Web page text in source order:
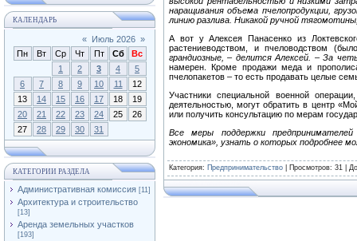
КАЛЕНДАРЬ
« Июль 2026 »
Пн
Вт Ср Чт Пт Сб
Вс
1
2 3 4
5
6
7 8 9 10 11
12
13
14 15 16 17 18
19
20
21 22 23 24 25
26
27
28 29 30 31
КАТЕГОРИИ РАЗДЕЛА
Административная комиссия [11]
Архитектура и строительство
[13]
Аренда земельных участков
[193]
наращивания объема пчелопродукции,
линию разлива. Никакой ручной
А вот у Алексея Панасенко из
растениеводством, и пчеловодством
грандиозные,– делится Алексей. –За
намерен. Кроме продажи меда и
пчелопакетов – то есть продавать целые
Участники специальной военной
деятельностью, могут обратить в центр
или получить консультацию по мерам
Все меры поддержки
экономика», узнать о которых подробнее
Категория: Предпринимательство Просмотров: 31 |